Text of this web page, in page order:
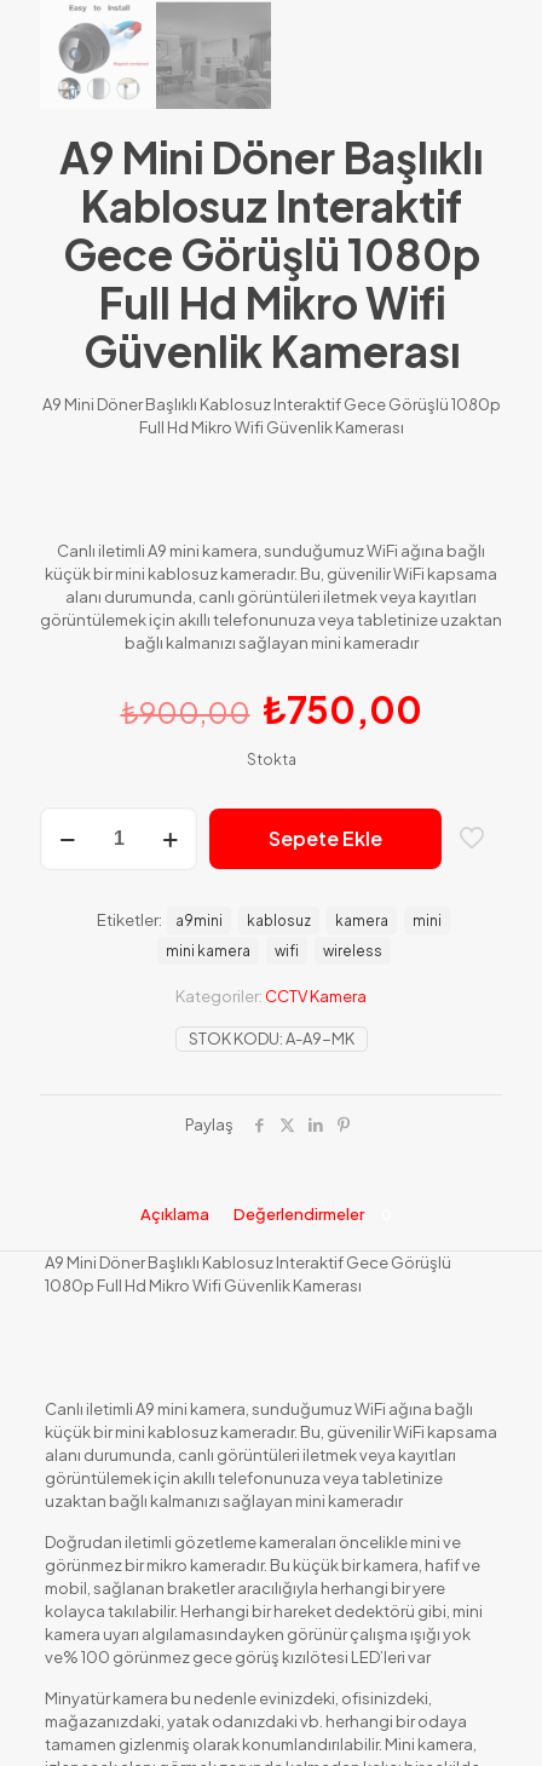
A9 Mini Döner Başlıklı
Kablosuz Interaktif
Gece Görüşlü 1080p
Full Hd Mikro Wifi
Güvenlik Kamerası
A9 Mini Döner Başlıklı Kablosuz Interaktif Gece Görüşlü 1080p
Full Hd Mikro Wifi Güvenlik Kamerası
Canlı iletimli A9 mini kamera, sunduğumuz WiFi ağına bağlı
küçük bir mini kablosuz kameradır. Bu, güvenilir WiFi kapsama
alanı durumunda, canlı görüntüleri iletmek veya kayıtları
görüntülemek için akıllı telefonunuza veya tabletinize uzaktan
bağlı kalmanızı sağlayan mini kameradır
₺900,00 Orijinal
fiyat:
₺900,00.
₺750,00
Stokta
Mini
Interaktif
Sepete Ekle
STOK KODU:A-A9-MK
Kategoriler: CCTV Kamera
Etiketler: a9mini kablosuz kamera
mini
mini kamera
wifi wireless
Paylaş
Açıklama Değerlendirmeler
A9 Mini Döner Başlıklı Kablosuz Interaktif Gece Görüşlü
1080p Full Hd Mikro Wifi Güvenlik Kamerası
Canlı iletimli A9 mini kamera, sunduğumuz WiFi ağına bağlı
küçük bir mini kablosuz kameradır. Bu, güvenilir WiFi kapsama
alanı durumunda, canlı görüntüleri iletmek veya kayıtları
görüntülemek için akıllı telefonunuza veya tabletinize
uzaktan bağlı kalmanızı sağlayan mini kameradır
Doğrudan iletimli gözetleme kameraları öncelikle mini ve
görünmez bir mikro kameradır. Bu küçük bir kamera, hafif ve
mobil, sağlanan braketler aracılığıyla herhangi bir yere
kolayca takılabilir. Herhangi bir hareket dedektörü gibi, mini
kamera uyarı algılamasındayken görünür çalışma ışığı yok
ve% 100 görünmez gece görüş kızılötesi LED’leri var
Minyatür kamera bu nedenle evinizdeki, ofisinizdeki,
mağazanızdaki, yatak odanızdaki vb. herhangi bir odaya
tamamen gizlenmiş olarak konumlandırılabilir. Mini kamera,